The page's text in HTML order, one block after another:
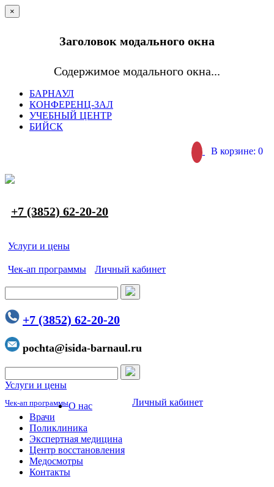
×
Заголовок модального окна
Содержимое модального окна...
БАРНАУЛ
КОНФЕРЕНЦ-ЗАЛ
УЧЕБНЫЙ ЦЕНТР
БИЙСК
В корзине: 0
+7 (3852) 62-20-20
Услуги и цены
Чек-ап программы Личный кабинет
+7 (3852) 62-20-20
pochta@isida-barnaul.ru
Услуги и цены
Чек-ап программы Личный кабинет
О нас
Врачи
Поликлиника
Экспертная медицина
Центр восстановления
Медосмотры
Контакты